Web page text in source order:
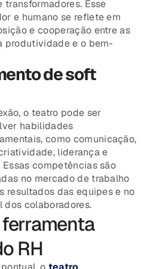
Esse
e humano se reflete em
e cooperação entre as
produtividade e o bem-
de soft
o teatro pode ser
habilidades
como comunicação,
liderança e
competências são
no mercado de trabalho
resultados das equipes e no
colaboradores.
RH